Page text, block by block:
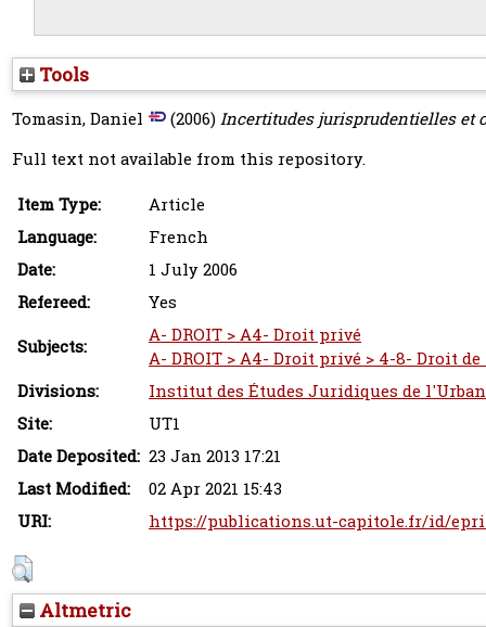
Tools
Tomasin, Daniel (2006)Incertitudes jurisprudentielles et
Full text not available from this repository.
Item Type:
Article
Language:
French
Date:
1 July 2006
Refereed:
Yes
Subjects:
A- DROIT > A4- Droit privé
A- DROIT > A4- Droit privé > 4-8- Droit
Divisions:
Institut des Études Juridiques de
Site:
UT1
Date Deposited: 23 Jan 2013 17:21
Last Modified:
02 Apr 2021 15:43
URI:
https://publications.ut-capitole.fr/id/
Altmetric